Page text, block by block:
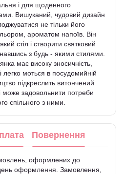
і для щоденного
Вишуканий, чудовий дизайн
не тільки його
ароматом напоїв. Він
стіл і створити святковий
з будь - якими стилями.
має високу зносичність,
і легко моться в посудомийній
підкреслить витончений
може задовольнити потреби
спільного з ними.
Повернення
оформлених до
оформлення. Замовлення,